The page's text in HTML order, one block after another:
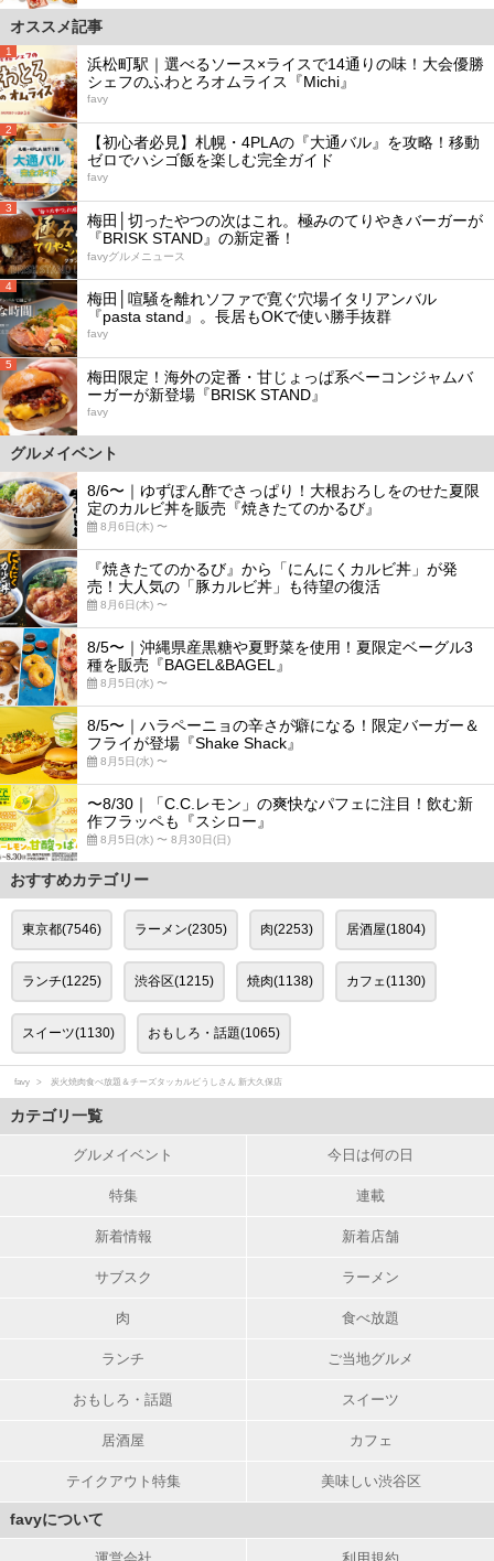
オススメ記事
1
浜松町駅｜選べるソース×ライスで14通りの味！大会優勝
シェフのふわとろオムライス『Michi』
favy
2
【初心者必見】札幌・4PLAの『大通バル』を攻略！移動
ゼロでハシゴ飯を楽しむ完全ガイド
favy
3
梅田│切ったやつの次はこれ。極みのてりやきバーガーが
『BRISK STAND』の新定番！
favyグルメニュース
4
梅田│喧騒を離れソファで寛ぐ穴場イタリアンバル
『pasta stand』。長居もOKで使い勝手抜群
favy
5
梅田限定！海外の定番・甘じょっぱ系ベーコンジャムバ
ーガーが新登場『BRISK STAND』
favy
グルメイベント
8/6〜｜ゆずぽん酢でさっぱり！大根おろしをのせた夏限
定のカルビ丼を販売『焼きたてのかるび』
8月6日(木) 〜
『焼きたてのかるび』から「にんにくカルビ丼」が発
売！大人気の「豚カルビ丼」も待望の復活
8月6日(木) 〜
8/5〜｜沖縄県産黒糖や夏野菜を使用！夏限定ベーグル3
種を販売『BAGEL&BAGEL』
8月5日(水) 〜
8/5〜｜ハラペーニョの辛さが癖になる！限定バーガー＆
フライが登場『Shake Shack』
8月5日(水) 〜
〜8/30｜「C.C.レモン」の爽快なパフェに注目！飲む新
作フラッペも『スシロー』
8月5日(水) 〜 8月30日(日)
おすすめカテゴリー
東京都(7546) ラーメン(2305) 肉(2253) 居酒屋(1804)
ランチ(1225) 渋谷区(1215) 焼肉(1138) カフェ(1130)
スイーツ(1130) おもしろ・話題(1065)
favy 炭火焼肉食べ放題＆チーズタッカルビうしさん 新大久保店
カテゴリ一覧
グルメイベント 今日は何の日
特集 連載
新着情報 新着店舗
サブスク ラーメン
肉 食べ放題
ランチ ご当地グルメ
おもしろ・話題 スイーツ
居酒屋 カフェ
テイクアウト特集 美味しい渋谷区
favyについて